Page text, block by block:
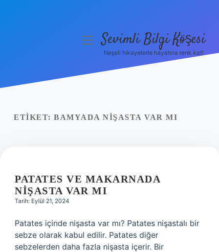
Yasal Uyarı
menüyüSevimli Bilgi Köşesi
Neşeli hikayelerle hayatına renk kat!
ETIKET: BAMYADA NIŞASTA VAR MI
PATATES VE MAKARNADA
NIŞASTA VAR MI
Tarih: Eylül 21, 2024
Patates içinde nişasta var mı? Patates nişastalı bir
sebze olarak kabul edilir. Patates diğer
sebzelerden daha fazla nişasta içerir. Bir